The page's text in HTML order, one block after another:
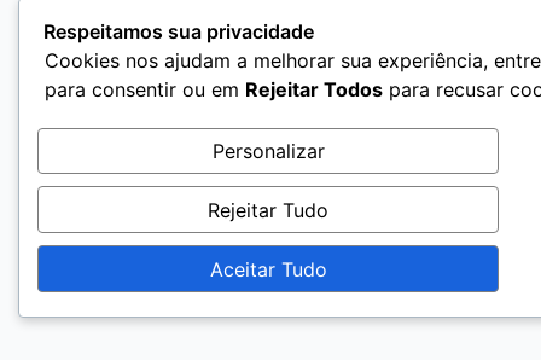
Respeitamos sua privacidade
Cookies nos ajudam a melhorar sua experiência,
para consentir ou em Rejeitar Todos para recusar
Personalizar
Rejeitar Tudo
Aceitar Tudo